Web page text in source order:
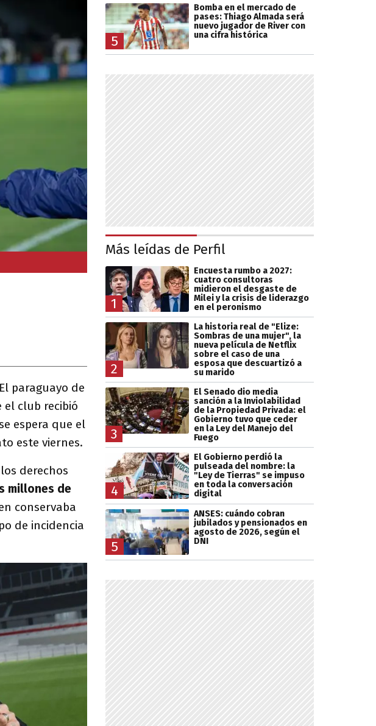
paraguayo de
el club recibió
espera que el
este viernes.
derechos
millones de
conservaba
de incidencia
5
Bomba en el mercado de
pases: Thiago Almada será
nuevo jugador de River con
una cifra histórica
Más leídas de Perfil
1
Encuesta rumbo a 2027:
cuatro consultoras
midieron el desgaste de
Milei y la crisis de liderazgo
en el peronismo
2
La historia real de "Elize:
Sombras de una mujer", la
nueva película de Netflix
sobre el caso de una
esposa que descuartizó a
su marido
3
El Senado dio media
sanción a la Inviolabilidad
de la Propiedad Privada: el
Gobierno tuvo que ceder
en la Ley del Manejo del
Fuego
4
El Gobierno perdió la
pulseada del nombre: la
"Ley de Tierras" se impuso
en toda la conversación
digital
5
ANSES: cuándo cobran
jubilados y pensionados en
agosto de 2026, según el
DNI